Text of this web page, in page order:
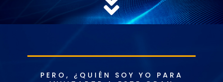
PERO, ¿QUIÉN SOY YO PARA